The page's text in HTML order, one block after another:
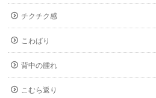
チクチク感
こわばり
背中の腫れ
こむら返り